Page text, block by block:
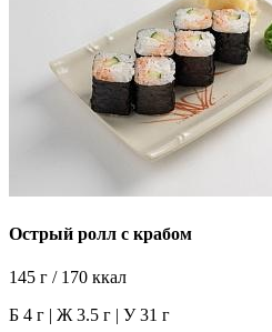
Острый ролл с крабом
145 г / 170 ккал
Б 4 г | Ж 3.5 г | У 31 г